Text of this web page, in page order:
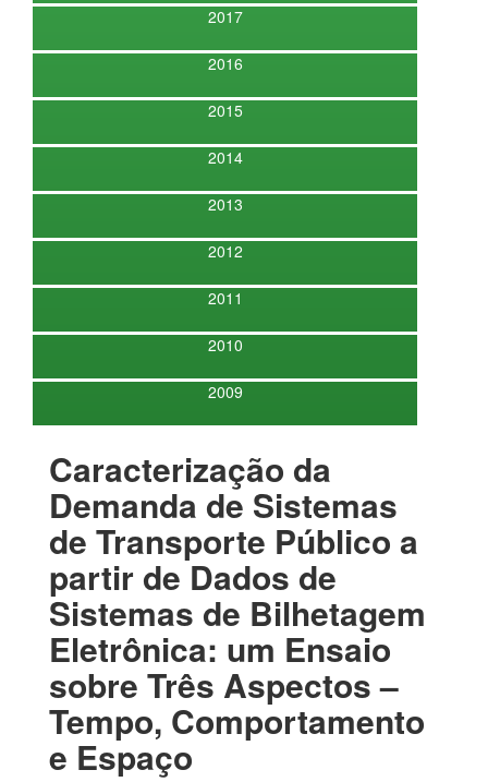
2017
2016
2015
2014
2013
2012
2011
2010
2009
Caracterização da
Demanda de Sistemas
de Transporte Público a
partir de Dados de
Sistemas de Bilhetagem
Eletrônica: um Ensaio
sobre Três Aspectos –
Tempo, Comportamento
e Espaço